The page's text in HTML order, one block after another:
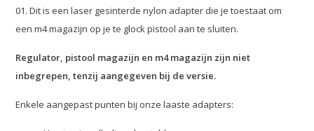
01. Dit is een laser gesinterde nylon adapter die je toestaat om
een m4 magazijn op je te glock pistool aan te sluiten.
Regulator, pistool magazijn en m4 magazijn zijn niet
inbegrepen, tenzij aangegeven bij de versie.
Enkele aangepast punten bij onze laaste adapters: